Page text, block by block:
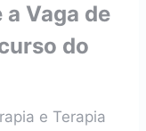
Vaga de
do
e Terapia